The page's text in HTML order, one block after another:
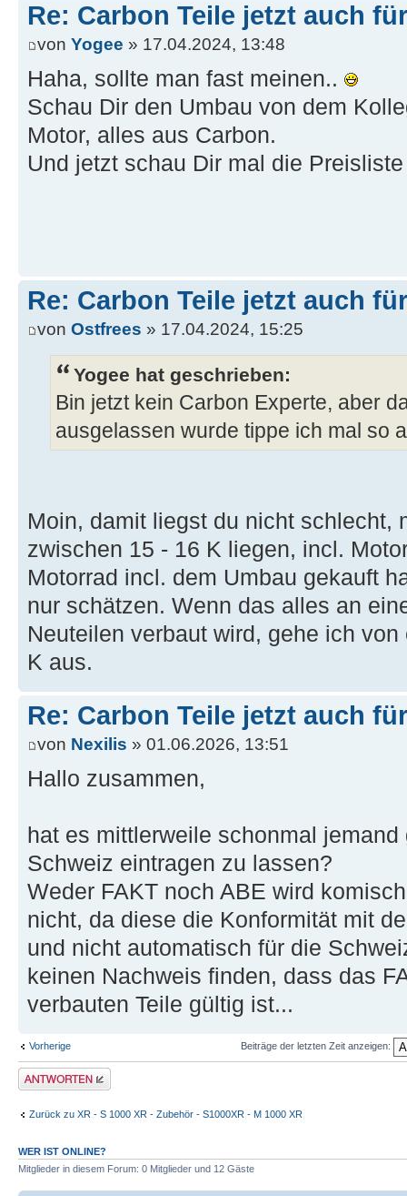
Re: Carbon Teile jetzt auch
von Yogee » 17.04.2024, 13:48
Haha, sollte man fast meinen..
Schau Dir den Umbau von dem
Motor, alles aus Carbon.
Und jetzt schau Dir mal die
Re: Carbon Teile jetzt auch
von Ostfrees » 17.04.2024, 15:25
Yogee hat geschrieben:
Bin jetzt kein Carbon Experte, aber
ausgelassen wurde tippe ich mal so
Moin, damit liegst du nicht schlecht,
zwischen 15 - 16 K liegen, incl.
Motorrad incl. dem Umbau gekauft
nur schätzen. Wenn das alles an
Neuteilen verbaut wird, gehe ich
K aus.
Re: Carbon Teile jetzt auch
von Nexilis » 01.06.2026, 13:51
Hallo zusammen,
hat es mittlerweile schonmal
Schweiz eintragen zu lassen?
Weder FAKT noch ABE wird
nicht, da diese die Konformität mit
und nicht automatisch für die
keinen Nachweis finden, dass das
verbauten Teile gültig ist...
Vorherige Beiträge der letzten Zeit anzeigen:
Antwort erstellen
Zurück zu XR - S 1000 XR - Zubehör - S1000XR - M 1000 XR
WER IST ONLINE?
Mitglieder in diesem Forum: 0 Mitglieder und 12 Gäste